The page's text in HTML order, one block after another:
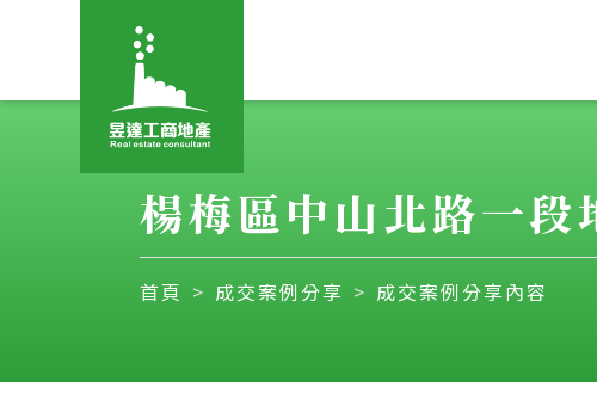
楊梅區中山北路一
首頁 成交案例分享 成交案例分享內容